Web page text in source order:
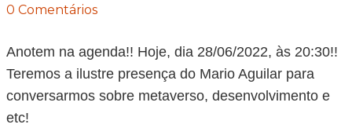
0 Comentários
Anotem na agenda!! Hoje, dia 28/06/2022, às 20:30!!
Teremos a ilustre presença do Mario Aguilar para
conversarmos sobre metaverso, desenvolvimento e
etc!